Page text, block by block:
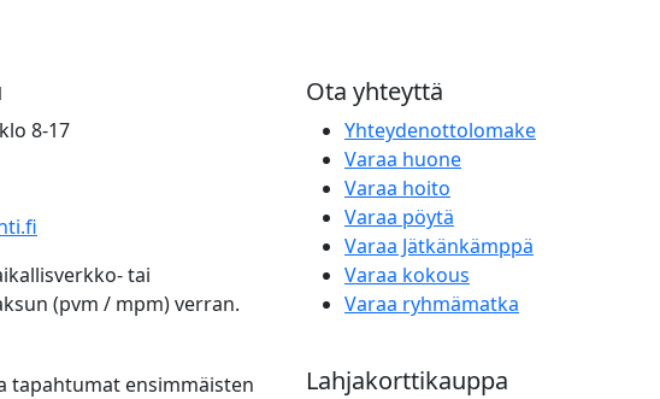
8-17
tai
(pvm / mpm) verran.
tapahtumat ensimmäisten
Ota yhteyttä
Yhteydenottolomake
Varaa huone
Varaa hoito
Varaa pöytä
Varaa Jätkänkämppä
Varaa kokous
Varaa ryhmämatka
Lahjakorttikauppa